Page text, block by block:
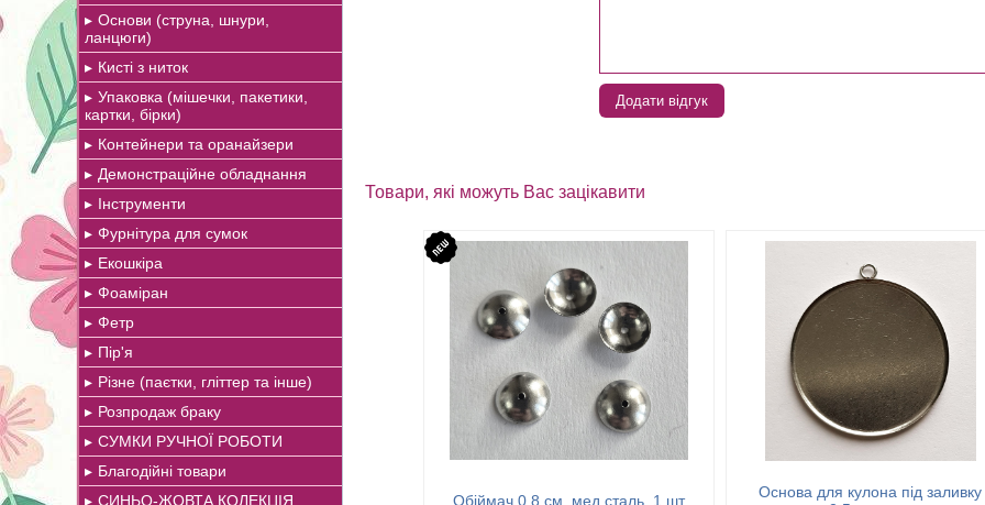
Основи (струна, шнури,
ланцюги)
Кисті з ниток
Упаковка (мішечки, пакетики,
картки, бірки)
Контейнери та оранайзери
Демонстраційне обладнання
Інструменти
Фурнітура для сумок
Екошкіра
Фоаміран
Фетр
Пір'я
Різне (паєтки, гліттер та інше)
Розпродаж браку
СУМКИ РУЧНОЇ РОБОТИ
Благодійні товари
СИНЬО-ЖОВТА КОЛЕКЦІЯ
Додати відгук
Товари, які можуть Вас зацікавити
Обіймач 0,8 см, мед.сталь, 1 шт
Основа для кулона під заливку